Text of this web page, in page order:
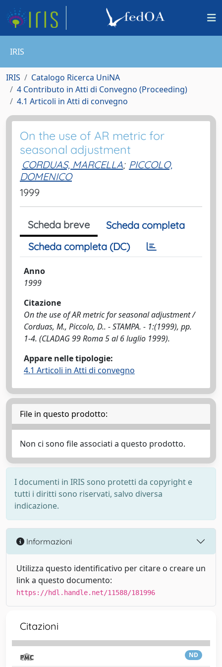
IRIS
IRIS
Catalogo Ricerca UniNA
4 Contributo in Atti di Convegno (Proceeding)
4.1 Articoli in Atti di convegno
On the use of AR metric for
seasonal adjustment
CORDUAS, MARCELLA; PICCOLO,
DOMENICO
1999
Scheda breve
Scheda completa
Scheda completa (DC)
Anno
1999
Citazione
On the use of AR metric for seasonal adjustment /
Corduas, M., Piccolo, D.. - STAMPA. - 1:(1999), pp.
1-4. (CLADAG 99 Roma 5 al 6 luglio 1999).
Appare nelle tipologie:
4.1 Articoli in Atti di convegno
File in questo prodotto:
Non ci sono file associati a questo prodotto.
I documenti in IRIS sono protetti da copyright e
tutti i diritti sono riservati, salvo diversa
indicazione.
Informazioni
Utilizza questo identificativo per citare o creare un
link a questo documento:
https://hdl.handle.net/11588/181996
Citazioni
ND